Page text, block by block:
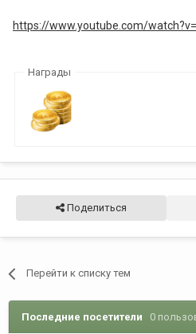
https://www.youtube.com/
Награды
Поделиться
Перейти к списку тем
Последние посетители 0